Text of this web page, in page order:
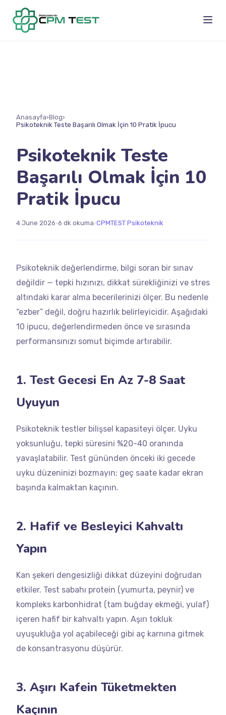
Anasayfa›Blog›
Psikoteknik Teste Başarılı Olmak İçin 10 Pratik İpucu
Psikoteknik Teste
Başarılı Olmak İçin 10
Pratik İpucu
4 June 2026•6 dk okuma•CPMTEST Psikoteknik
Psikoteknik değerlendirme, bilgi soran bir sınav
değildir — tepki hızınızı, dikkat sürekliğinizi ve stres
altındaki karar alma becerilerinizi ölçer. Bu nedenle
“ezber” değil, doğru hazırlık belirleyicidir. Aşağıdaki
10 ipucu, değerlendirmeden önce ve sırasında
performansınızı somut biçimde artırabilir.
1. Test Gecesi En Az 7-8 Saat
Uyuyun
Psikoteknik testler bilişsel kapasiteyi ölçer. Uyku
yoksunluğu, tepki süresini %20-40 oranında
yavaşlatabilir. Test gününden önceki iki gecede
uyku düzeninizi bozmayın; geç saate kadar ekran
başında kalmaktan kaçının.
2. Hafif ve Besleyici Kahvaltı
Yapın
Kan şekeri dengesizliği dikkat düzeyini doğrudan
etkiler. Test sabahı protein (yumurta, peynir) ve
kompleks karbonhidrat (tam buğday ekmeği, yulaf)
içeren hafif bir kahvaltı yapın. Aşırı tokluk
uyuşukluğa yol açabileceği gibi aç karnına gitmek
de konsantrasyonu düşürür.
3. Aşırı Kafein Tüketmekten
Kaçının